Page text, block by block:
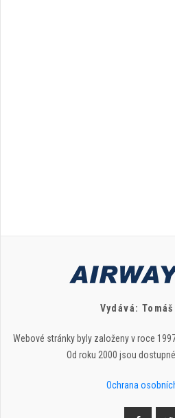
Vydává: Tomáš
Webové stránky byly založeny v roce
Od roku 2000 jsou
Ochrana